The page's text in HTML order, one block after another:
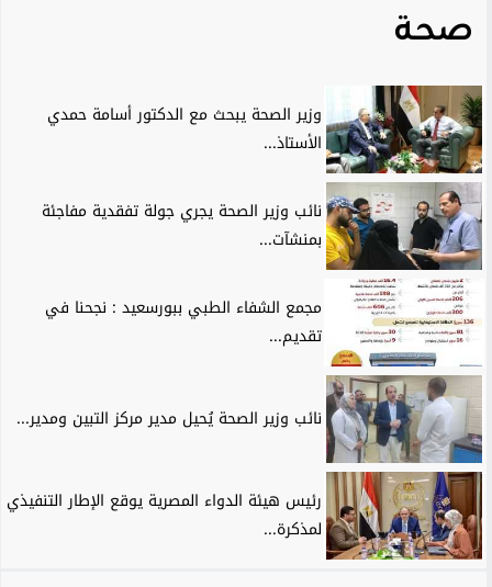
صحة
وزير الصحة يبحث مع الدكتور أسامة حمدي
الأستاذ...
نائب وزير الصحة يجري جولة تفقدية مفاجئة
بمنشآت...
مجمع الشفاء الطبي ببورسعيد : نجحنا في
تقديم...
نائب وزير الصحة يُحيل مدير مركز التبين ومدير...
رئيس هيئة الدواء المصرية يوقع الإطار التنفيذي
لمذكرة...